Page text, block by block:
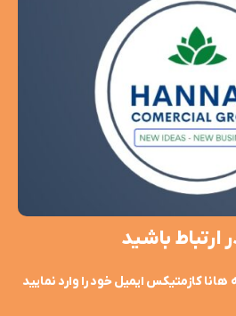
ارتباط باشید
هانا کازمتیکس ایمیل خود را وارد نمایید